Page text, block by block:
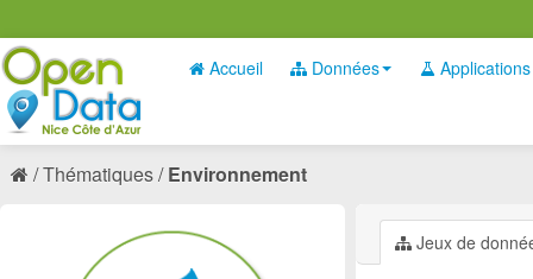
Accueil Données Applications
Thématiques Environnement
Jeux de